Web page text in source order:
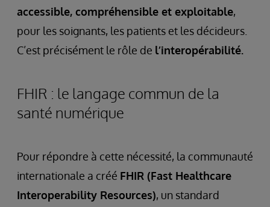
accessible, compréhensible et exploitable,
pour les soignants, les patients et les décideurs.
C’est précisément le rôle de l’interopérabilité.
FHIR : le langage commun de la
santé numérique
Pour répondre à cette nécessité, la communauté
internationale a créé FHIR (Fast Healthcare
Interoperability Resources), un standard